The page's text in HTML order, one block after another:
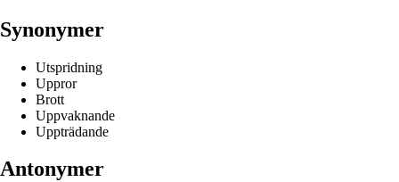
Synonymer
Utspridning
Uppror
Brott
Uppvaknande
Uppträdande
Antonymer